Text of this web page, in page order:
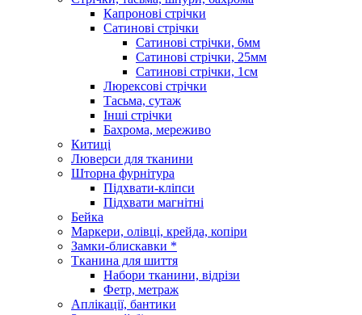
Капронові стрічки
Сатинові стрічки
Сатинові стрічки, 6мм
Сатинові стрічки, 25мм
Сатинові стрічки, 1см
Люрексові стрічки
Тасьма, сутаж
Інші стрічки
Бахрома, мереживо
Китиці
Люверси для тканини
Шторна фурнітура
Підхвати-кліпси
Підхвати магнітні
Бейка
Маркери, олівці, крейда, копіри
Замки-блискавки *
Тканина для шиття
Набори тканини, відрізи
Фетр, метраж
Аплікації, бантики